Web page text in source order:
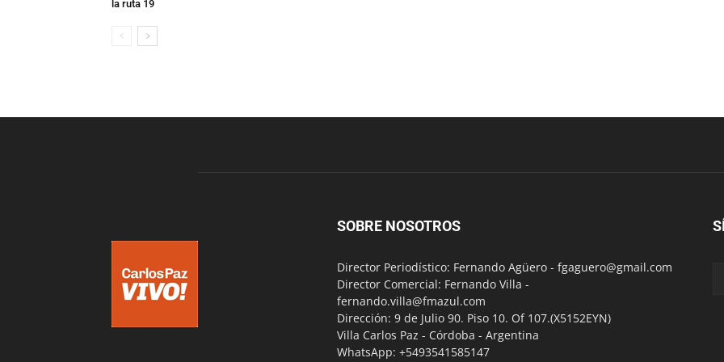
la ruta 19
SOBRE NOSOTROS
Director Periodístico: Fernando Agüero - fgaguero@gmail.com
Director Comercial: Fernando Villa -
fernando.villa@fmazul.com
Dirección: 9 de Julio 90. Piso 10. Of 107.(X5152EYN)
Villa Carlos Paz - Córdoba - Argentina
WhatsApp: +5493541585147